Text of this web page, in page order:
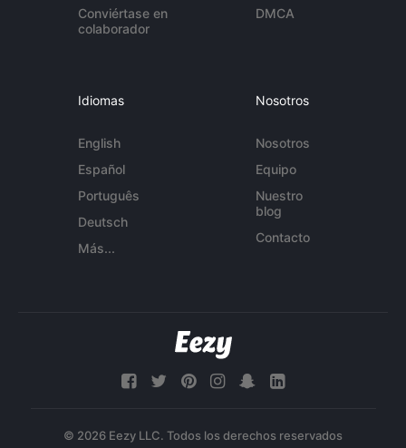
Conviértase en
colaborador
DMCA
Idiomas
English
Español
Português
Deutsch
Más...
Nosotros
Nosotros
Equipo
Nuestro
blog
Contacto
© 2026 Eezy LLC. Todos los derechos reservados